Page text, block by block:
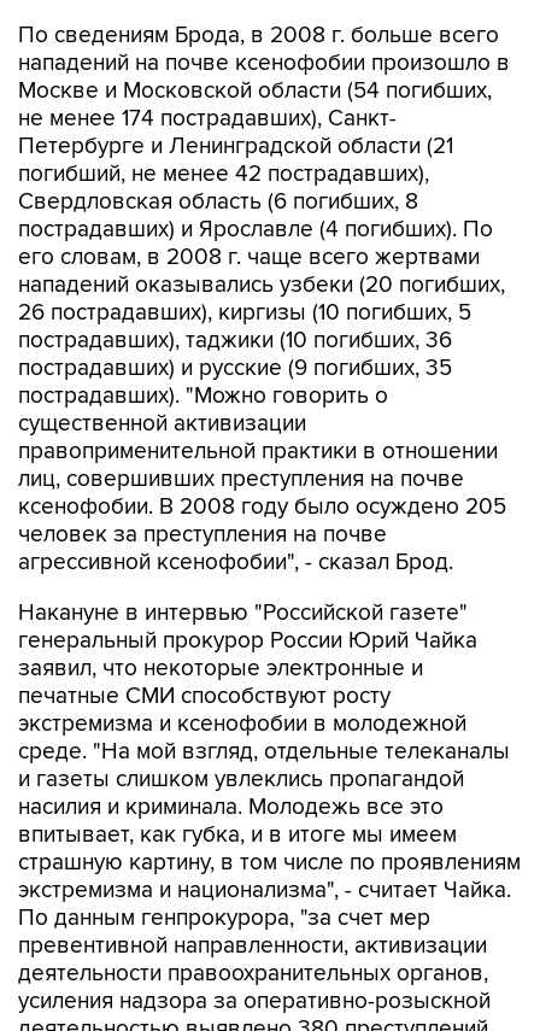
По сведениям Брода, в 2008 г. больше всего
нападений на почве ксенофобии произошло в
Москве и Московской области (54 погибших,
не менее 174 пострадавших), Санкт-
Петербурге и Ленинградской области (21
погибший, не менее 42 пострадавших),
Свердловская область (6 погибших, 8
пострадавших) и Ярославле (4 погибших). По
его словам, в 2008 г. чаще всего жертвами
нападений оказывались узбеки (20 погибших,
26 пострадавших), киргизы (10 погибших, 5
пострадавших), таджики (10 погибших, 36
пострадавших) и русские (9 погибших, 35
пострадавших). "Можно говорить о
существенной активизации
правоприменительной практики в отношении
лиц, совершивших преступления на почве
ксенофобии. В 2008 году было осуждено 205
человек за преступления на почве
агрессивной ксенофобии", - сказал Брод.
Накануне в интервью "Российской газете"
генеральный прокурор России Юрий Чайка
заявил, что некоторые электронные и
печатные СМИ способствуют росту
экстремизма и ксенофобии в молодежной
среде. "На мой взгляд, отдельные телеканалы
и газеты слишком увлеклись пропагандой
насилия и криминала. Молодежь все это
впитывает, как губка, и в итоге мы имеем
страшную картину, в том числе по проявлениям
экстремизма и национализма", - считает Чайка.
По данным генпрокурора, "за счет мер
превентивной направленности, активизации
деятельности правоохранительных органов,
усиления надзора за оперативно-розыскной